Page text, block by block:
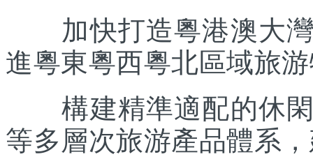
加快打造粵港澳大灣
進粵東粵西粵北區域旅
構建精準適配的休閑
等多層次旅游產品體系